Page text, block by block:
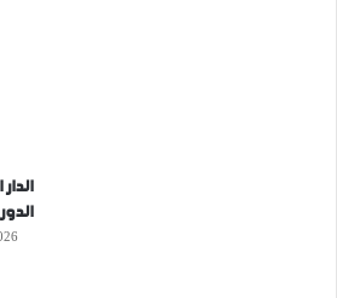
الدورة الـ15 لـ